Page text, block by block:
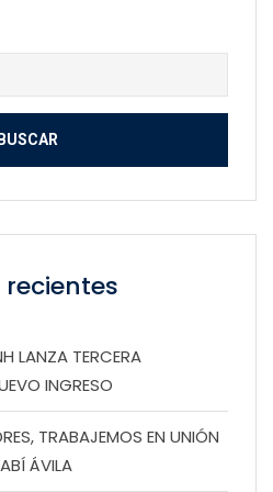
LANZA TERCERA
INGRESO
TRABAJEMOS EN UNIÓN
ÁVILA